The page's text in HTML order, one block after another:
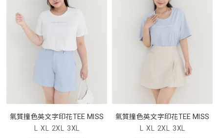
氣質撞色英文字印花TEE MISS
L XL 2XL 3XL
氣質撞色英文字印花TEE MISS
L XL 2XL 3XL